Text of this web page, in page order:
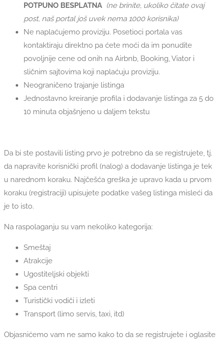
POTPUNO BESPLATNA (ne brinite, ukoliko čitate ovaj
post, naš portal još uvek nema 1000 korisnika)
Ne naplaćujemo proviziju. Posetioci portala vas
kontaktiraju direktno pa ćete moći da im ponudite
povoljnije cene od onih na Airbnb, Booking, Viator i
sličnim sajtovima koji naplaćuju proviziju.
Neograničeno trajanje listinga
Jednostavno kreiranje profila i dodavanje listinga za 5 do
10 minuta objašnjeno u daljem tekstu
Da bi ste postavili listing prvo je potrebno da se registrujete, tj.
da napravite korisnički profil (nalog) a dodavanje listinga je tek
u narednom koraku. Najčešća greška je upravo kada u prvom
koraku (registraciji) upisujete podatke vašeg listinga misleći da
je to isto.
Na raspolaganju su vam nekoliko kategorija:
Smeštaj
Atrakcije
Ugostiteljski objekti
Spa centri
Turistički vodiči i izleti
Transport (limo servis, taxi, itd)
Objasnićemo vam ne samo kako to da se registrujete i oglasite